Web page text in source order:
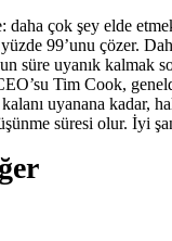
daha çok şey elde
yüzde 99’unu çözer.
süre uyanık kalmak
Tim Cook,
uyanana kadar,
süresi olur. İyi